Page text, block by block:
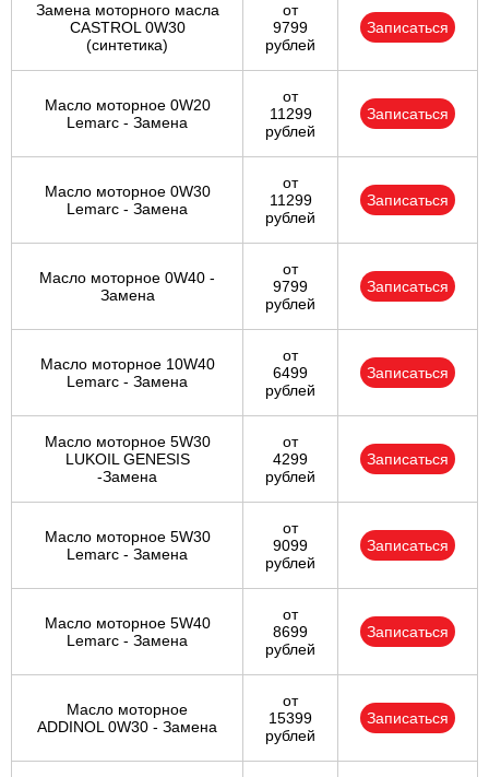
Замена моторного масла
CASTROL 0W30
(синтетика)
от
9799
рублей
Записаться
Масло моторное 0W20
Lemarc - Замена
от
11299
рублей
Записаться
Масло моторное 0W30
Lemarc - Замена
от
11299
рублей
Записаться
Масло моторное 0W40 -
Замена
от
9799
рублей
Записаться
Масло моторное 10W40
Lemarc - Замена
от
6499
рублей
Записаться
Масло моторное 5W30
LUKOIL GENESIS
-Замена
от
4299
рублей
Записаться
Масло моторное 5W30
Lemarc - Замена
от
9099
рублей
Записаться
Масло моторное 5W40
Lemarc - Замена
от
8699
рублей
Записаться
Масло моторное
ADDINOL 0W30 - Замена
от
15399
рублей
Записаться